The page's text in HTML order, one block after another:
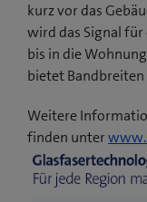
kurz vor das
wird das Signal
bis in die
bietet
Weitere
finden unter